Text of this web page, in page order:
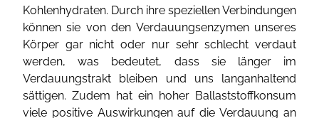
Kohlenhydraten. Durch ihre speziellen Verbindungen
können sie von den Verdauungsenzymen unseres
Körper gar nicht oder nur sehr schlecht verdaut
werden, was bedeutet, dass sie länger im
Verdauungstrakt bleiben und uns langanhaltend
sättigen. Zudem hat ein hoher Ballaststoffkonsum
viele positive Auswirkungen auf die Verdauung an